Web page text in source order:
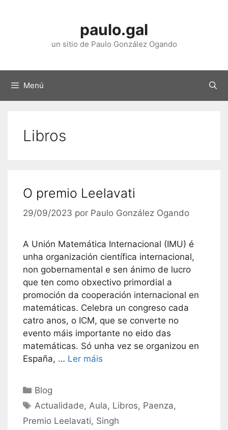
paulo.gal
un sitio de Paulo González Ogando
Menú
Libros
O premio Leelavati
29/09/2023 por Paulo González Ogando
A Unión Matemática Internacional (IMU) é
unha organización científica internacional,
non gobernamental e sen ánimo de lucro
que ten como obxectivo primordial a
promoción da cooperación internacional en
matemáticas. Celebra un congreso cada
catro anos, o ICM, que se converte no
evento máis importante no eido das
matemáticas. Só unha vez se organizou en
España, … Ler máis
Categorías
Blog
Etiquetas
Actualidade, Aula, Libros, Paenza,
Premio Leelavati, Singh